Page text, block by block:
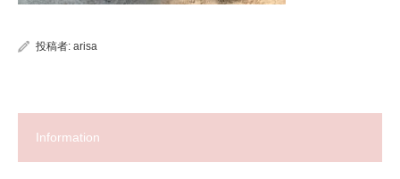
投稿者: arisa
Information